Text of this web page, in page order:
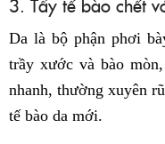
Da là bộ phận phơi
trầy xước và bào
nhanh, thường xuyên
tế bào da mới.